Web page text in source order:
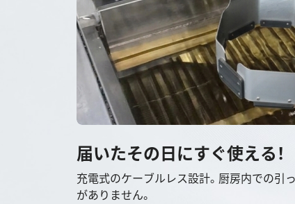
届いたその日にすぐ使える！
充電式のケーブルレス設計。厨房内での引
がありません。